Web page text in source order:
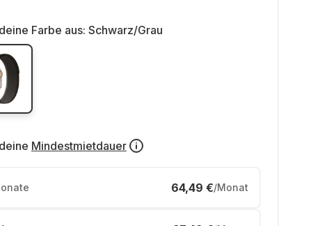
Farbe aus: Schwarz/Grau
Mindestmietdauer
64,49 €/Monat